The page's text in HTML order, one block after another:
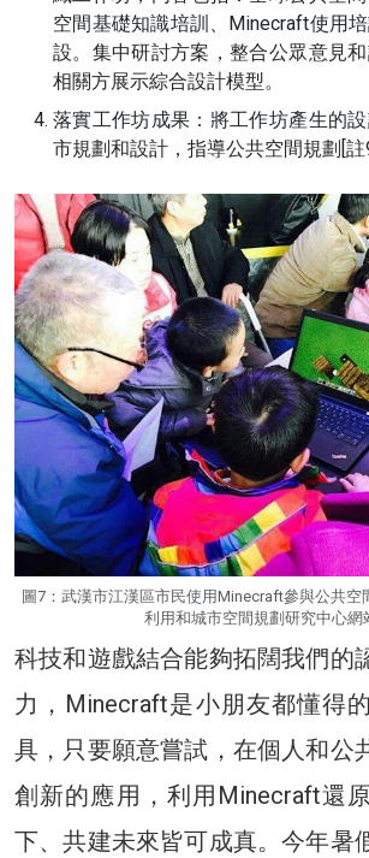
空間基礎知識培訓、Minecraft使用
設。集中研討方案，整合公眾意見
相關方展示綜合設計模型。
落實工作坊成果：將工作坊產生的
市規劃和設計，指導公共空間規劃[註
圖7：武漢市江漢區市民使用Minecraft參與公共空
利用和城市空間規劃研究中心網
科技和遊戲結合能夠拓闊我們的
力，Minecraft是小朋友都懂得
具，只要願意嘗試，在個人和公
創新的應用，利用Minecraft還
下、共建未來皆可成真。今年暑